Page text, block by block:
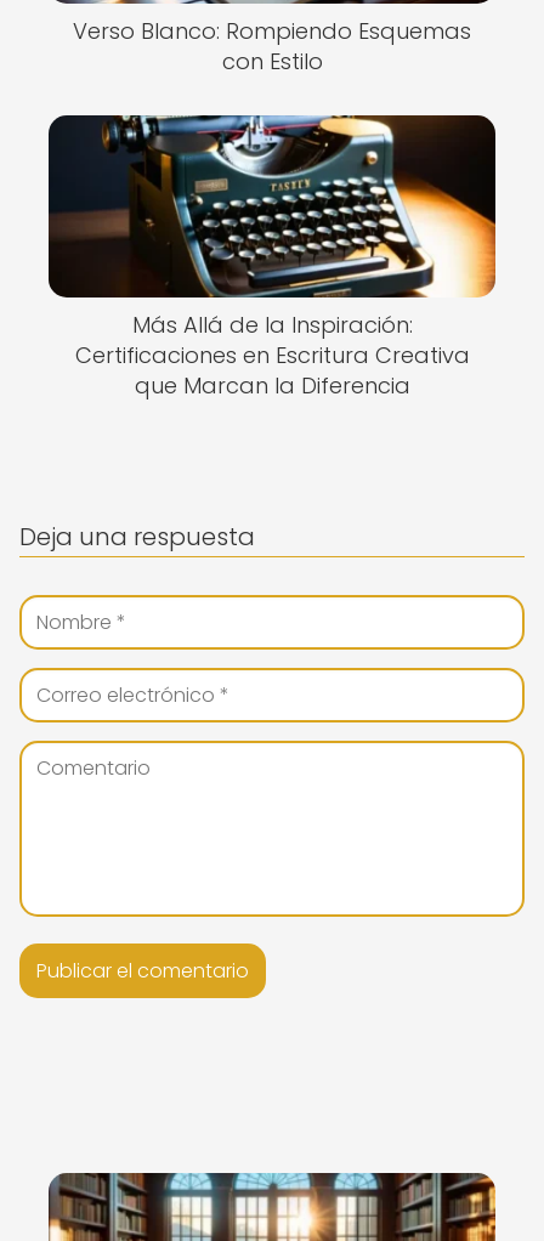
Verso Blanco: Rompiendo Esquemas
con Estilo
Más Allá de la Inspiración:
Certificaciones en Escritura Creativa
que Marcan la Diferencia
Deja una respuesta